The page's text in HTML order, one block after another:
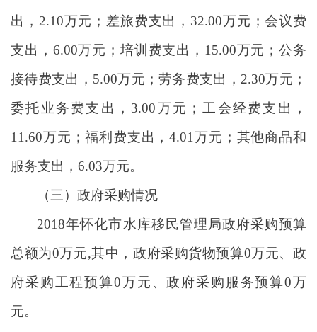
出，2.10万元；差旅费支出，32.00万元；会议费
支出，6.00万元；培训费支出，15.00万元；公务
接待费支出，5.00万元；劳务费支出，2.30万元；
委托业务费支出，3.00万元；工会经费支出，
11.60万元；福利费支出，4.01万元；其他商品和
服务支出，6.03万元。
（三）政府采购情况
2018年怀化市水库移民管理局政府采购预算
总额为0万元,其中，政府采购货物预算0万元、政
府采购工程预算0万元、政府采购服务预算0万
元。